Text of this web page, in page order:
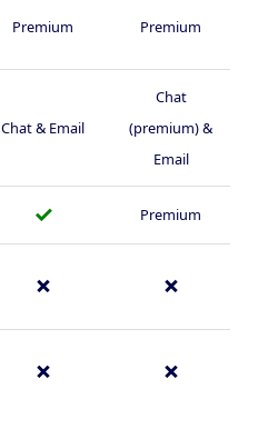
Premium Premium
Chat & Email
Chat
(premium) &
Email
✓ Premium
✗ ✗
✗ ✗